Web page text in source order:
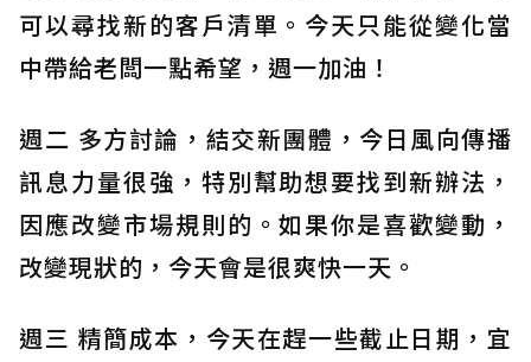
可以尋找新的客戶清單。今天只能從變化當
中帶給老闆一點希望，週一加油！
週二 多方討論，結交新團體，今日風向傳播
訊息力量很強，特別幫助想要找到新辦法，
因應改變市場規則的。如果你是喜歡變動，
改變現狀的，今天會是很爽快一天。
週三 精簡成本，今天在趕一些截止日期，宜